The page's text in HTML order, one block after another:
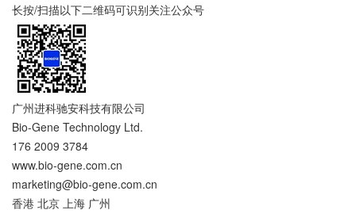
长按/扫描以下二维码可识别关注公众号
广州进科驰安科技有限公司
Bio-Gene Technology Ltd.
176 2009 3784
www.bio-gene.com.cn
marketing@bio-gene.com.cn
香港 北京 上海 广州